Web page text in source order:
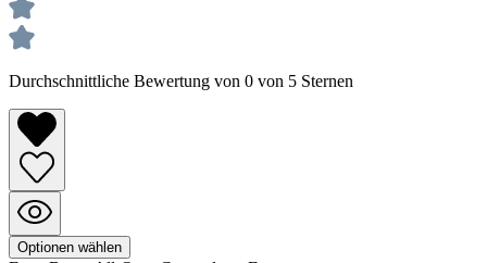
Durchschnittliche Bewertung von 0 von 5 Sternen
Optionen wählen